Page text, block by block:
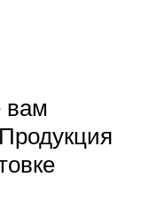
вам